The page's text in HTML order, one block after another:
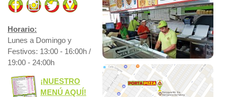
Horario:
Lunes a Domingo y
Festivos: 13:00 - 16:00h /
19:00 - 24:00h
¡NUESTRO
MENÚ AQUÍ!